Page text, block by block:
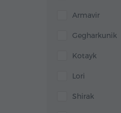
Armavir
Gegharkunik
Kotayk
Lori
Shirak